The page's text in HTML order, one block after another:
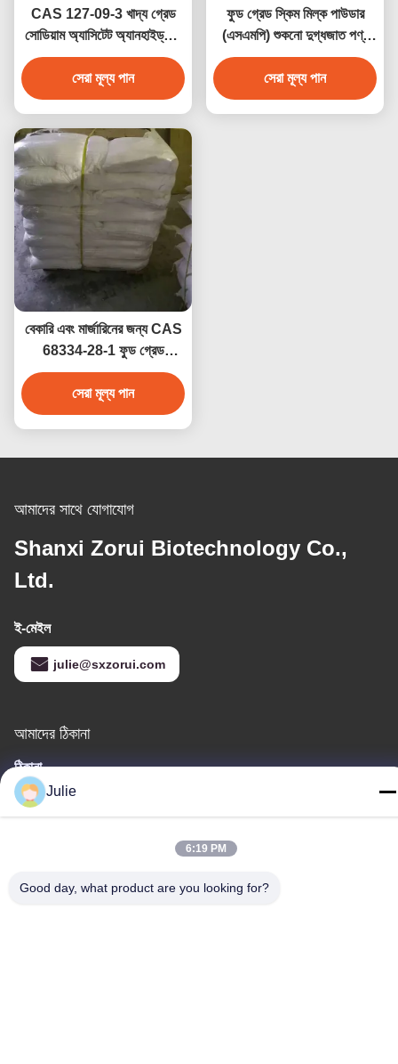
CAS 127-09-3 খাদ্য গ্রেড
সোডিয়াম অ্যাসিটেট অ্যানহাইড্রাস/
এসিটিক এসিড সোডিয়াম লবণ
ইনজেকশনযোগ্য
সেরা মূল্য পান
ফুড গ্রেড স্কিম মিল্ক পাউডার
(এসএমপি) শুকনো দুগ্ধজাত পণ্য
স্কিমড মিল্ক পাউডার ফর ক্রিম
(আশতা)
সেরা মূল্য পান
বেকারি এবং মার্জারিনের জন্য CAS
68334-28-1 ফুড গ্রেড
হাইড্রোজেনেটেড ভেজিটেবল অয়েল
(HVO)
সেরা মূল্য পান
আমাদের সাথে যোগাযোগ
Shanxi Zorui Biotechnology Co.,
Ltd.
ই-মেইল
julie@sxzorui.com
আমাদের ঠিকানা
ঠিকানা
No.1107 ট্রায়ামফ বিল্ডিং 6, ইয়ংটাই স্ট্রিট, পিংচেং জেলা, দাতং, শানসি, চীন
Julie
6:19 PM
Good day, what product are you looking for?